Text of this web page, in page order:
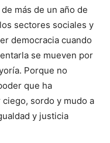
más de un año de
sectores sociales y
democracia cuando
se mueven por
Porque no
que ha
sordo y mudo a
y justicia